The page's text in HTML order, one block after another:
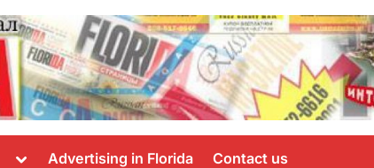
ToggleAdvertising in Florida Contact us